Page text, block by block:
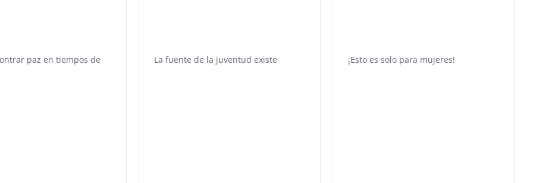
paz en tiempos de La fuente de la juventud existe ¡Esto es solo para mujeres!